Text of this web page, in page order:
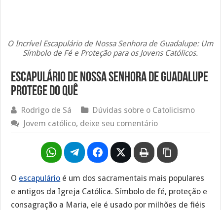
O Incrível Escapulário de Nossa Senhora de Guadalupe: Um
Símbolo de Fé e Proteção para os Jovens Católicos.
Escapulário de Nossa Senhora de Guadalupe
protege do quê
Rodrigo de Sá
Dúvidas sobre o Catolicismo
Jovem católico, deixe seu comentário
O escapulário é um dos sacramentais mais populares
e antigos da Igreja Católica. Símbolo de fé, proteção e
consagração a Maria, ele é usado por milhões de fiéis